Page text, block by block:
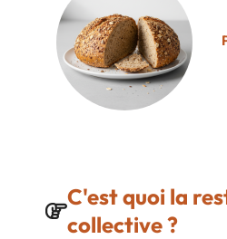
C'est quoi la
collective ?